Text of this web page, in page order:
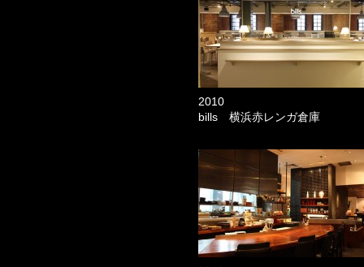
2010
bills 横浜赤レンガ倉庫